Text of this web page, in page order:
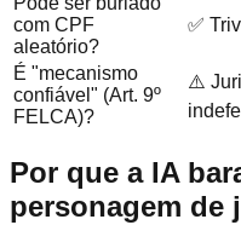
com CPF
aleatório?
✅
É "mecanismo
confiável" (Art. 9º
FELCA)?
⚠️
Por que a IA
personagem de